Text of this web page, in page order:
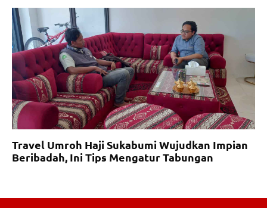
Travel Umroh Haji Sukabumi Wujudkan Impian
Beribadah, Ini Tips Mengatur Tabungan